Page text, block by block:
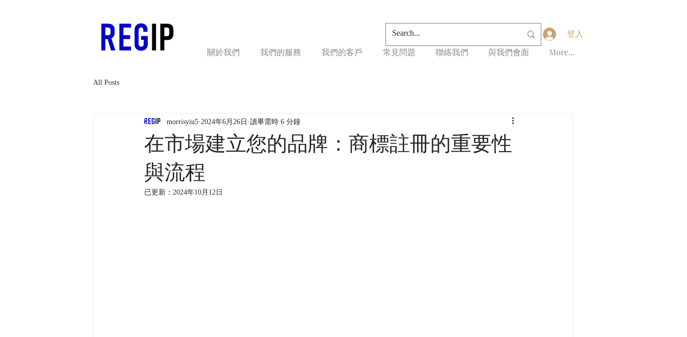
關於我們 我們的服務 我們的客戶 常見問題 聯絡我們 與我們會面 More...
登入
All Posts
在市場建立您的品牌：商標註冊的重要性
與流程
morrisyiu5 2024年6月26日 讀畢需時 6 分鐘
已更新： 2024年10月12日